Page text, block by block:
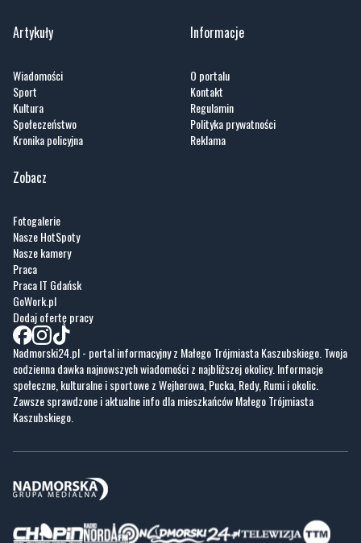
Artykuły
Wiadomości
Sport
Kultura
Społeczeństwo
Kronika policyjna
Informacje
O portalu
Kontakt
Regulamin
Polityka prywatności
Reklama
Zobacz
Fotogalerie
Nasze HotSpoty
Nasze kamery
Praca
Praca IT Gdańsk
GoWork.pl
Dodaj ofertę pracy
Nadmorski24.pl - portal informacyjny z Małego Trójmiasta Kaszubskiego. Twoja
codzienna dawka najnowszych wiadomości z najbliższej okolicy. Informacje
społeczne, kulturalne i sportowe z Wejherowa, Pucka, Redy, Rumi i okolic.
Zawsze sprawdzone i aktualne info dla mieszkańców Małego Trójmiasta
Kaszubskiego.